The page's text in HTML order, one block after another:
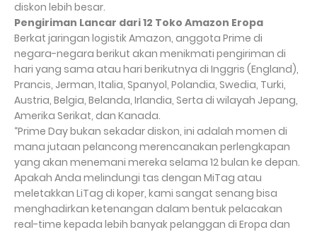
diskon lebih besar.
Pengiriman Lancar dari 12 Toko Amazon Eropa
Berkat jaringan logistik Amazon, anggota Prime di
negara-negara berikut akan menikmati pengiriman di
hari yang sama atau hari berikutnya di Inggris (England),
Prancis, Jerman, Italia, Spanyol, Polandia, Swedia, Turki,
Austria, Belgia, Belanda, Irlandia, Serta di wilayah Jepang,
Amerika Serikat, dan Kanada.
“Prime Day bukan sekadar diskon, ini adalah momen di
mana jutaan pelancong merencanakan perlengkapan
yang akan menemani mereka selama 12 bulan ke depan.
Apakah Anda melindungi tas dengan MiTag atau
meletakkan LiTag di koper, kami sangat senang bisa
menghadirkan ketenangan dalam bentuk pelacakan
real-time kepada lebih banyak pelanggan di Eropa dan